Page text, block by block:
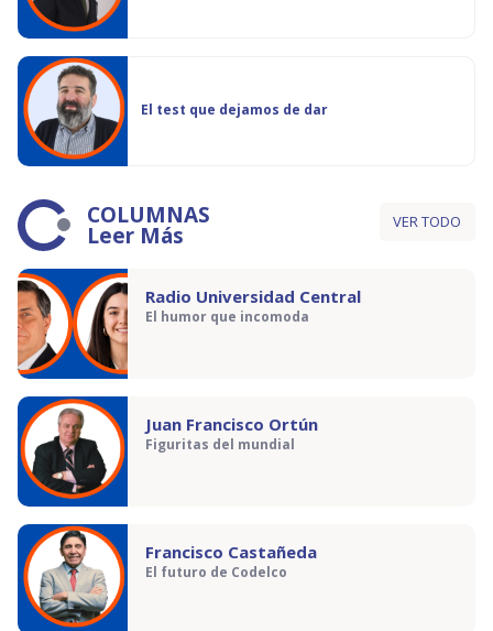
El test que dejamos de dar
COLUMNAS
Leer Más VER TODO
Radio Universidad Central
El humor que incomoda
Juan Francisco Ortún
Figuritas del mundial
Francisco Castañeda
El futuro de Codelco